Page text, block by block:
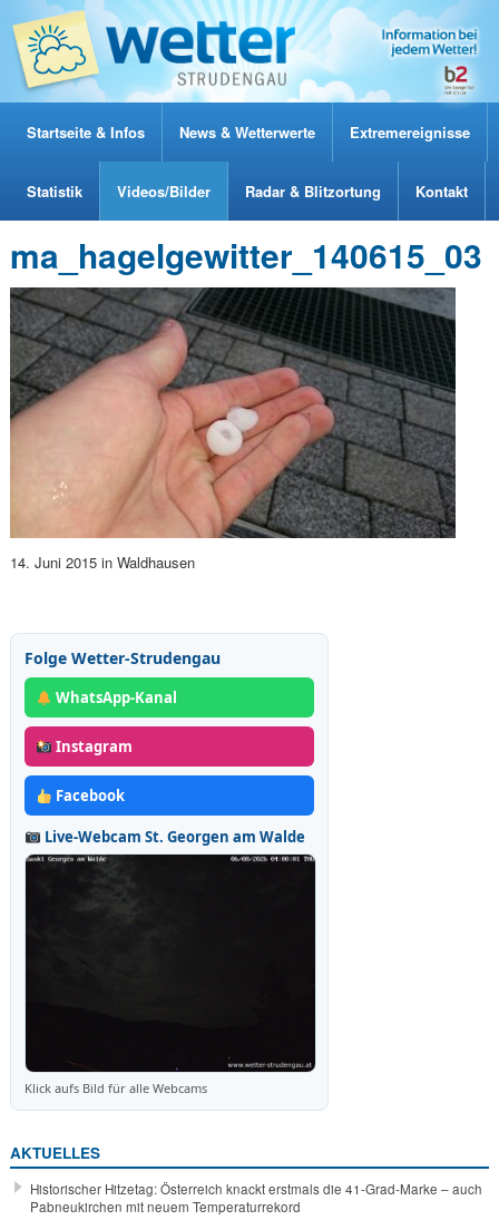
Startseite & Infos News & Wetterwerte Extremereignisse
Statistik Videos/Bilder Radar & Blitzortung Kontakt
ma_hagelgewitter_140615_03
14. Juni 2015 in Waldhausen
Folge Wetter-Strudengau
WhatsApp-Kanal
Instagram
Facebook
Live-Webcam St. Georgen am Walde
Klick aufs Bild für alle Webcams
AKTUELLES
Historischer Hitzetag: Österreich knackt erstmals die 41-Grad-Marke – auch
Pabneukirchen mit neuem Temperaturrekord